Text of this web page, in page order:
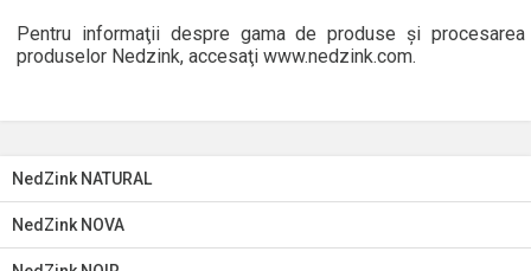
Pentru informaţii despre gama de produse şi procesarea
produselor Nedzink, accesaţi www.nedzink.com.
NedZink NATURAL
NedZink NOVA